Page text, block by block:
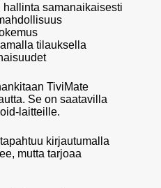
samanaikaisesti
tilauksella
TiviMate
Se on saatavilla
laitteille.
kirjautumalla
mutta tarjoaa